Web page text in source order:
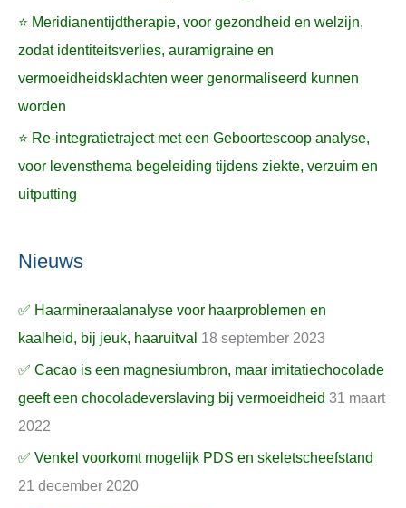
⭐ Meridianentijdtherapie, voor gezondheid en welzijn,
zodat identiteitsverlies, auramigraine en
vermoeidheidsklachten weer genormaliseerd kunnen
worden
⭐ Re-integratietraject met een Geboortescoop analyse,
voor levensthema begeleiding tijdens ziekte, verzuim en
uitputting
Nieuws
✅ Haarmineraalanalyse voor haarproblemen en
kaalheid, bij jeuk, haaruitval 18 september 2023
✅ Cacao is een magnesiumbron, maar imitatiechocolade
geeft een chocoladeverslaving bij vermoeidheid 31 maart
2022
✅ Venkel voorkomt mogelijk PDS en skeletscheefstand
21 december 2020